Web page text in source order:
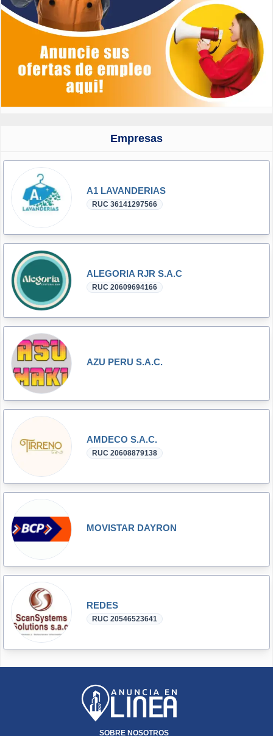
Empresas
A1 LAVANDERIAS
RUC 36141297566
ALEGORIA RJR S.A.C
RUC 20609694166
AZU PERU S.A.C.
AMDECO S.A.C.
RUC 20608879138
MOVISTAR DAYRON
REDES
RUC 20546523641
SOBRE NOSOTROS